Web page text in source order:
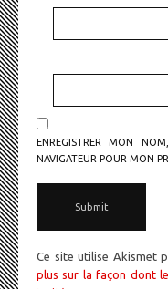
ENREGISTRER MON
NAVIGATEUR POUR MON
Ce site utilise Akismet
plus sur la façon dont